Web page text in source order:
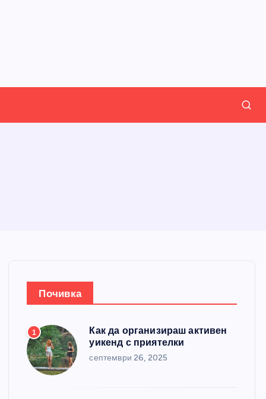
Почивка
1
Как да организираш активен
уикенд с приятелки
септември 26, 2025